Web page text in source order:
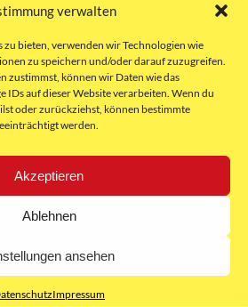
verwalten
zu bieten, verwenden wir Technologien wie
zu speichern und/oder darauf zuzugreifen.
zustimmst, können wir Daten wie das
IDs auf dieser Website verarbeiten. Wenn du
oder zurückziehst, können bestimmte
werden.
Akzeptieren
Ablehnen
ansehen
Impressum
Über uns
Impressum
AGB
Datenschutz